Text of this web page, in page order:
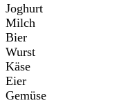
Joghurt
Milch
Bier
Wurst
Käse
Eier
Gemüse